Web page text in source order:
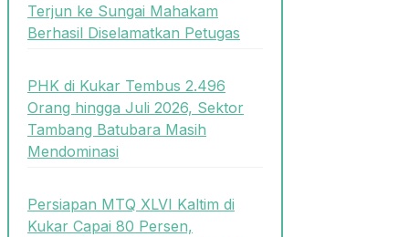
Terjun ke Sungai Mahakam
Berhasil Diselamatkan Petugas
PHK di Kukar Tembus 2.496
Orang hingga Juli 2026, Sektor
Tambang Batubara Masih
Mendominasi
Persiapan MTQ XLVI Kaltim di
Kukar Capai 80 Persen,